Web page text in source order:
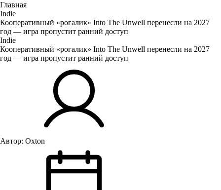
Главная
Indie
Кооперативный «рогалик» Into The Unwell перенесли на 2027
год — игра пропустит ранний доступ
Indie
Кооперативный «рогалик» Into The Unwell перенесли на 2027
год — игра пропустит ранний доступ
Автор: Oxton